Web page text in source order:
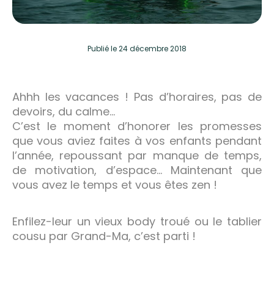
Publiéle 24 décembre 2018
Ahhh les vacances ! Pas d’horaires, pas de
devoirs, du calme…
C’est le moment d’honorer les promesses
que vous aviez faites à vos enfants pendant
l’année, repoussant par manque de temps,
de motivation, d’espace… Maintenant que
vous avez le temps et vous êtes zen !
Enfilez-leur un vieux body troué ou le tablier
cousu par Grand-Ma, c’est parti !